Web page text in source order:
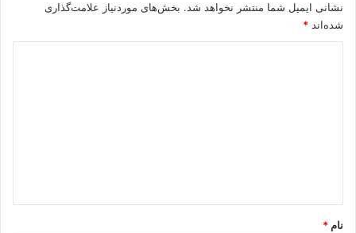
نشانی ایمیل شما منتشر نخواهد شد. بخش‌های موردنیاز علامت‌گذاری
شده‌اند *
نام *